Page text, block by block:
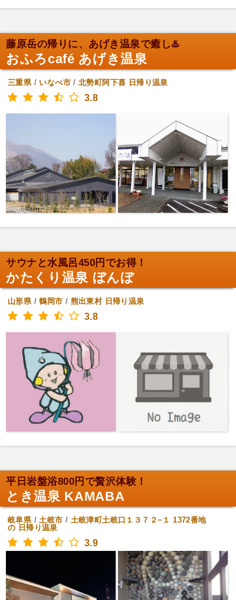
藤原岳の帰りに、あげき温泉で癒し♨️
おふろcafé あげき温泉
三重県/ いなべ市/北勢町阿下喜 日帰り温泉
3.8
サウナと水風呂450円でお得！
かたくり温泉 ぼんぼ
山形県/鶴岡市 / 熊出東村 日帰り温泉
3.8
平日岩盤浴800円で贅沢体験！
とき温泉 KAMABA
岐阜県/土岐市 / 土岐津町土岐口１３７２−１ 1372番地
の 日帰り温泉
3.9